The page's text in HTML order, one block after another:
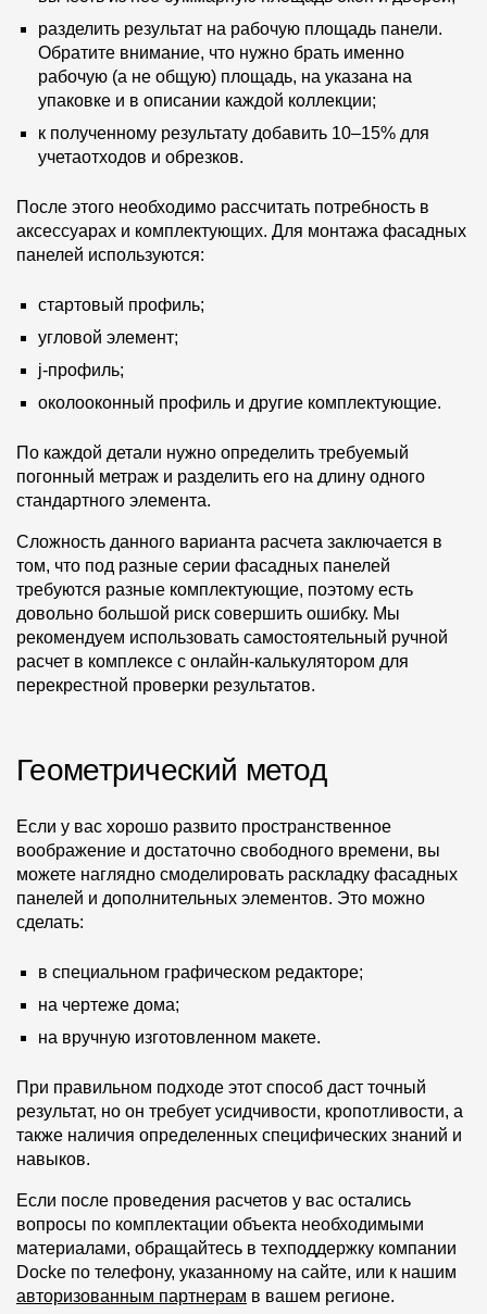
разделить результат на рабочую площадь панели.
Обратите внимание, что нужно брать именно
рабочую (а не общую) площадь, на указана на
упаковке и в описании каждой коллекции;
к полученному результату добавить 10–15% для
учетаотходов и обрезков.
После этого необходимо рассчитать потребность в
аксессуарах и комплектующих. Для монтажа фасадных
панелей используются:
стартовый профиль;
угловой элемент;
j-профиль;
околооконный профиль и другие комплектующие.
По каждой детали нужно определить требуемый
погонный метраж и разделить его на длину одного
стандартного элемента.
Сложность данного варианта расчета заключается в
том, что под разные серии фасадных панелей
требуются разные комплектующие, поэтому есть
довольно большой риск совершить ошибку. Мы
рекомендуем использовать самостоятельный ручной
расчет в комплексе с онлайн-калькулятором для
перекрестной проверки результатов.
Геометрический метод
Если у вас хорошо развито пространственное
воображение и достаточно свободного времени, вы
можете наглядно смоделировать раскладку фасадных
панелей и дополнительных элементов. Это можно
сделать:
в специальном графическом редакторе;
на чертеже дома;
на вручную изготовленном макете.
При правильном подходе этот способ даст точный
результат, но он требует усидчивости, кропотливости, а
также наличия определенных специфических знаний и
навыков.
Если после проведения расчетов у вас остались
вопросы по комплектации объекта необходимыми
материалами, обращайтесь в техподдержку компании
Docke по телефону, указанному на сайте, или к нашим
авторизованным партнерам в вашем регионе.